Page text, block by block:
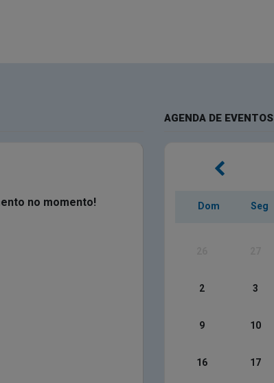
no momento!
AGENDA DE EVENTOS
Dom Seg
2 3
9 10
16 17